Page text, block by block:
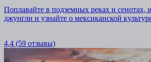
Поплавайте в подземных реках и сенотах,
джунгли и узнайте о мексиканской
4,4 (59 отзывы)